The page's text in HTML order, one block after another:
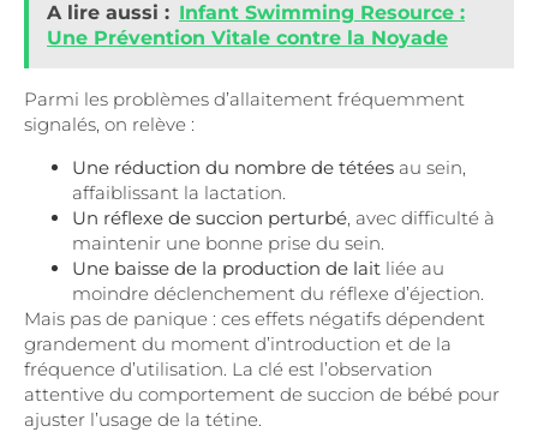
A lire aussi : Infant Swimming Resource :
Une Prévention Vitale contre la Noyade
Parmi les problèmes d’allaitement fréquemment
signalés, on relève :
Une réduction du nombre de tétées au sein,
affaiblissant la lactation.
Un réflexe de succion perturbé , avec difficulté à
maintenir une bonne prise du sein.
Une baisse de la production de lait liée au
moindre déclenchement du réflexe d’éjection.
Mais pas de panique : ces effets négatifs dépendent
grandement du moment d’introduction et de la
fréquence d’utilisation. La clé est l’observation
attentive du comportement de succion de bébé pour
ajuster l’usage de la tétine.